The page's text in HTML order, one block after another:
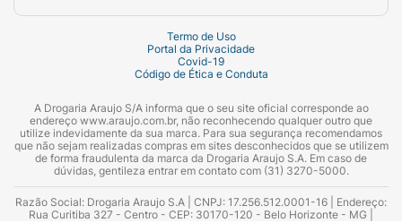
Termo de Uso
Portal da Privacidade
Covid-19
Código de Ética e Conduta
A Drogaria Araujo S/A informa que o seu site oficial corresponde ao
endereço www.araujo.com.br, não reconhecendo qualquer outro que
utilize indevidamente da sua marca. Para sua segurança recomendamos
que não sejam realizadas compras em sites desconhecidos que se utilizem
de forma fraudulenta da marca da Drogaria Araujo S.A. Em caso de
dúvidas, gentileza entrar em contato com (31) 3270-5000.
Razão Social: Drogaria Araujo S.A | CNPJ: 17.256.512.0001-16 | Endereço:
Rua Curitiba 327 - Centro - CEP: 30170-120 - Belo Horizonte - MG |